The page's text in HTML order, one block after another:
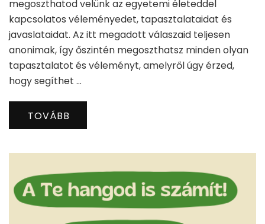
megoszthatod velünk az egyetemi életeddel
kapcsolatos véleményedet, tapasztalataidat és
javaslataidat. Az itt megadott válaszaid teljesen
anonimak, így őszintén megoszthatsz minden olyan
tapasztalatot és véleményt, amelyről úgy érzed,
hogy segíthet …
TOVÁBB